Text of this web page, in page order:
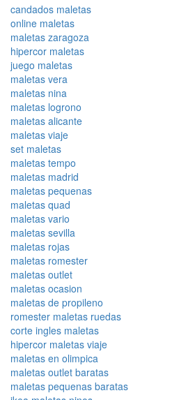
candados maletas
online maletas
maletas zaragoza
hipercor maletas
juego maletas
maletas vera
maletas nina
maletas logrono
maletas alicante
maletas viaje
set maletas
maletas tempo
maletas madrid
maletas pequenas
maletas quad
maletas vario
maletas sevilla
maletas rojas
maletas romester
maletas outlet
maletas ocasion
maletas de propileno
romester maletas ruedas
corte ingles maletas
hipercor maletas viaje
maletas en olimpica
maletas outlet baratas
maletas pequenas baratas